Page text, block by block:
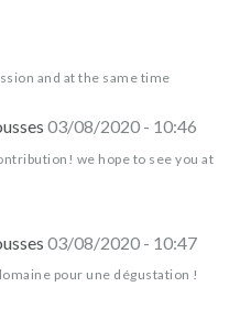
and at the same time
03/08/2020 - 10:46
we hope to see you at
03/08/2020 - 10:47
pour une dégustation !